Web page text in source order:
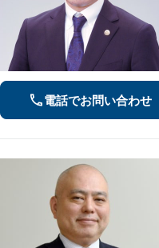
電話でお問い合わせ